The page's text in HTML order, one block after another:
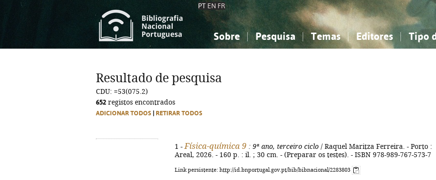
PT EN FR
Sobre Pesquisa Temas
Ciências sociais...
Editores Tipo
Ciências sociais...
Resultado de pesquisa
CDU: =53(075.2)
652 registos encontrados
ADICIONAR TODOS RETIRAR TODOS
1 - Física-química 9 : 9ª ano, terceiro ciclo / Raquel Maritza Ferreira. - Porto :
Areal, 2026. - 160 p. : il. ; 30 cm. - (Preparar os testes). - ISBN 978-989-767-573-7
Link persistente: http://id.bnportugal.gov.pt/bib/bibnacional/2283803